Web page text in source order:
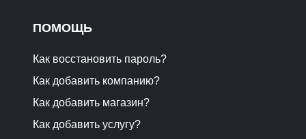
ПОМОЩЬ
Как восстановить пароль?
Как добавить компанию?
Как добавить магазин?
Как добавить услугу?